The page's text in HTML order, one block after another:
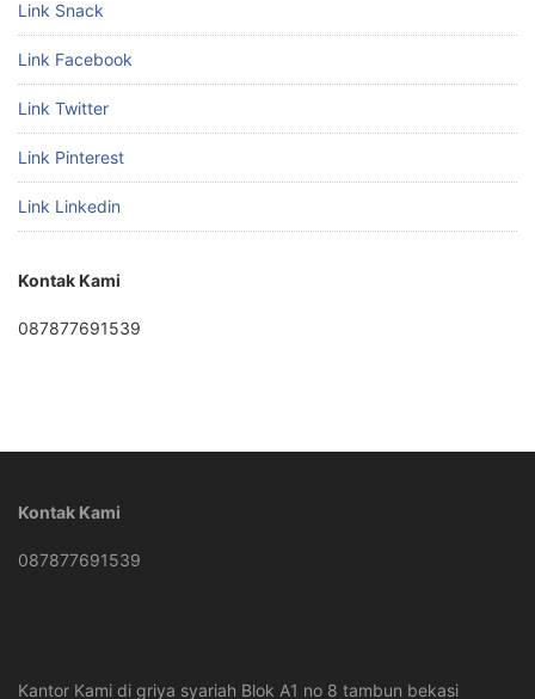
Link Snack
Link Facebook
Link Twitter
Link Pinterest
Link Linkedin
Kontak Kami
087877691539
Kontak Kami
087877691539
Kantor Kami di griya syariah Blok A1 no 8 tambun bekasi